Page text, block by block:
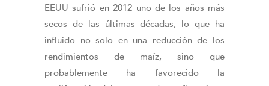
EEUU sufrió en 2012 uno de los años más
secos de las últimas décadas, lo que ha
influido no solo en una reducción de los
rendimientos de maíz, sino que
probablemente ha favorecido la